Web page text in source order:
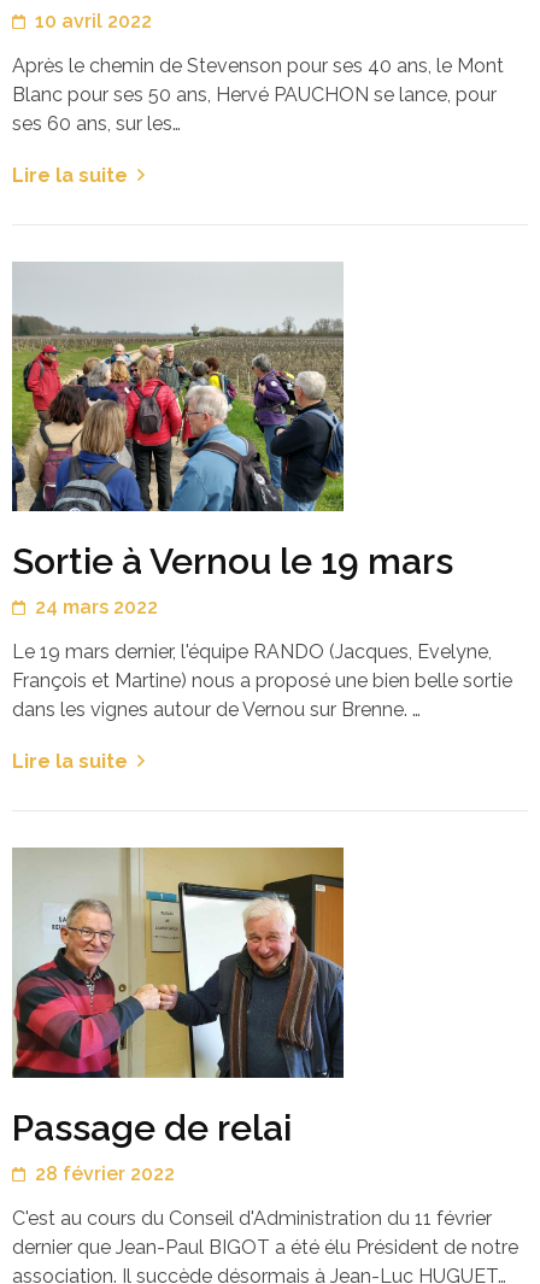
10 avril 2022
Après le chemin de Stevenson pour ses 40 ans, le Mont
Blanc pour ses 50 ans, Hervé PAUCHON se lance, pour
ses 60 ans, sur les…
Lire la suite
Sortie à Vernou le 19 mars
24 mars 2022
Le 19 mars dernier, l'équipe RANDO (Jacques, Evelyne,
François et Martine) nous a proposé une bien belle sortie
dans les vignes autour de Vernou sur Brenne. …
Lire la suite
Passage de relai
28 février 2022
C'est au cours du Conseil d'Administration du 11 février
dernier que Jean-Paul BIGOT a été élu Président de notre
association. Il succède désormais à Jean-Luc HUGUET…